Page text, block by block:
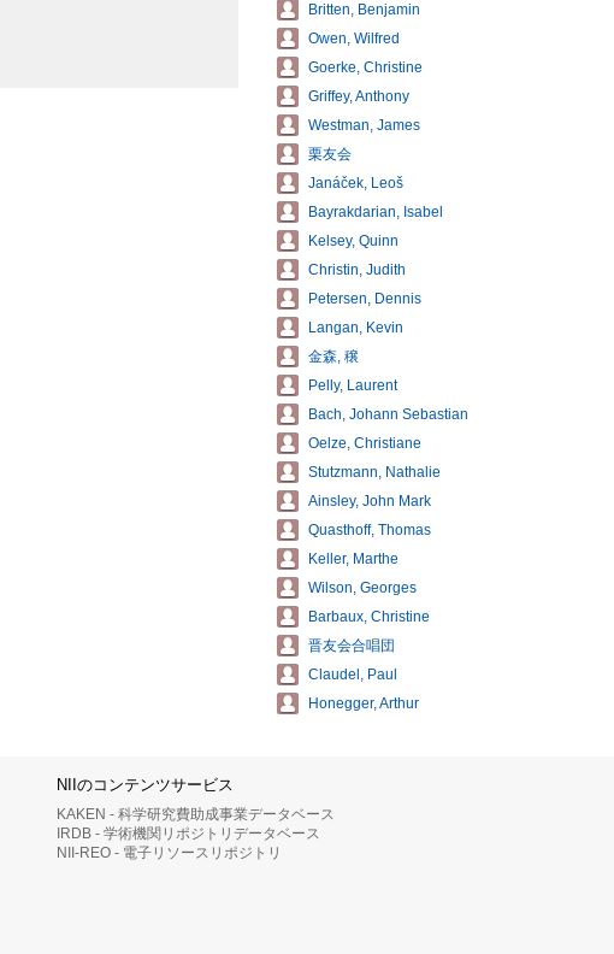
Britten, Benjamin
Owen, Wilfred
Goerke, Christine
Griffey, Anthony
Westman, James
栗友会
Janáček, Leoš
Bayrakdarian, Isabel
Kelsey, Quinn
Christin, Judith
Petersen, Dennis
Langan, Kevin
金森, 穣
Pelly, Laurent
Bach, Johann Sebastian
Oelze, Christiane
Stutzmann, Nathalie
Ainsley, John Mark
Quasthoff, Thomas
Keller, Marthe
Wilson, Georges
Barbaux, Christine
晋友会合唱団
Claudel, Paul
Honegger, Arthur
NIIのコンテンツサービス
KAKEN - 科学研究費助成事業データベース
IRDB - 学術機関リポジトリデータベース
NII-REO - 電子リソースリポジトリ